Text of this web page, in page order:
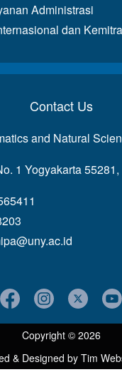
Administrasi
dan
Contact Us
and Natural
1 Yogyakarta 55281,
Copyright © 2026
& Designed byTim